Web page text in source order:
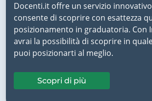
Docenti.it offre un servizio
consente di scoprire con esattezza
posizionamento in graduatoria. Con
avrai la possibilità di scoprire in
puoi posizionarti al meglio.
Scopri di più